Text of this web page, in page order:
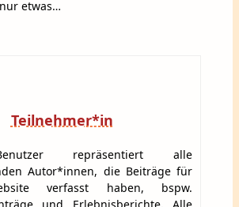
etwas…
Teilnehmer*in
repräsentiert alle
Autor*innen, die Beiträge für
verfasst haben, bspw.
und Erlebnisberichte. Alle